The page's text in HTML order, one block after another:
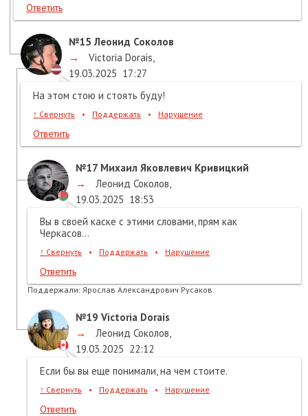
Ответить
№15 Леонид Соколов
→
Victoria Dorais,
19.03.2025 17:27
На этом стою и стоять буду!
↑ Свернуть • Поддержать • Нарушение
Ответить
№17 Михаил Яковлевич Кривицкий
→
Леонид Соколов,
19.03.2025 18:53
Вы в своей каске с этими словами, прям как
Черкасов...
↑ Свернуть • Поддержать • Нарушение
Ответить
Поддержали: Ярослав Александрович Русаков
№19 Victoria Dorais
→
Леонид Соколов,
19.03.2025 22:12
Если бы вы еще понимали, на чем стоите.
↑ Свернуть • Поддержать • Нарушение
Ответить